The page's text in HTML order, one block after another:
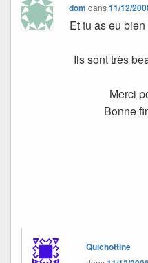
dom dans11/12/
Et tu as eu
Ils sont très
Merci
Bonne
Quichottine